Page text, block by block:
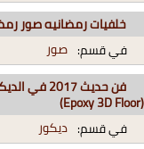
خلفيات رمضانيه صور
في قسم: صور
فن حديث
(Epoxy 3D Floor)
في قسم: ديكور